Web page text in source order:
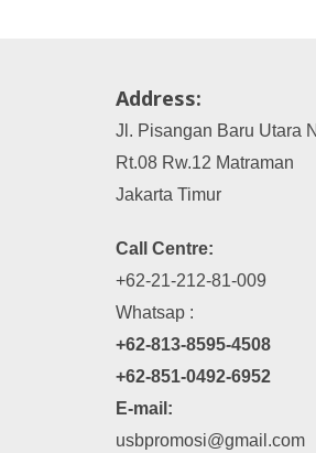
Address:
Jl. Pisangan Baru Utara
Rt.08 Rw.12 Matraman
Jakarta Timur
Call Centre:
+62-21-212-81-009
Whatsap :
+62-813-8595-4508
+62-851-0492-6952
E-mail:
usbpromosi@gmail.com